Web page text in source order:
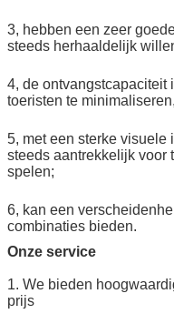
3, hebben een zeer
steeds herhaaldelijk
4, de ontvangstcapaciteit
toeristen te
5, met een sterke visuele
steeds aantrekkelijk voor
spelen;
6, kan een
combinaties bieden.
Onze service
1. We bieden
prijs